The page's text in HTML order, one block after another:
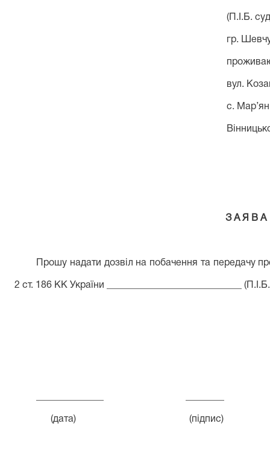
(П.І.Б. судді,
гр. Шевчук
проживаючої
вул.
с. Мар’
Вінницької
З А Я В А
Прошу надати дозвіл на побачення та передачу
2 ст. 186 КК України ____________________________
(дата) (підпис) (П.,